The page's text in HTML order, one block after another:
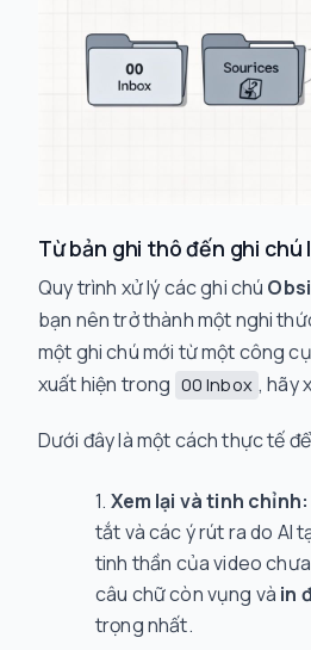
Từ bản ghi thô đến ghi chú
Quy trình xử lý các ghi chú
bạn nên trở thành một nghi
một ghi chú mới từ một công
xuất hiện trong 00 Inbox , hãy
Dưới đây là một cách thực tế
Xem lại và tinh chỉnh:
tắt và các ý rút ra do AI
tinh thần của video
câu chữ còn vụng và in
trọng nhất.